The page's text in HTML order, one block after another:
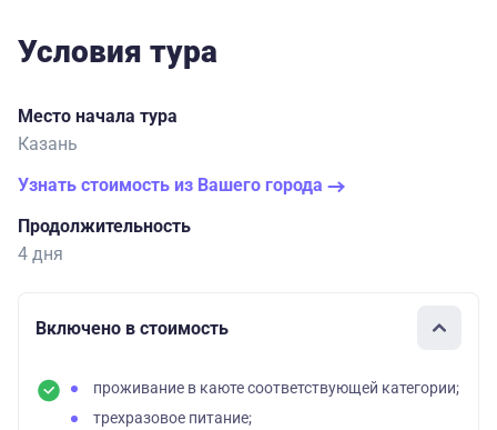
Условия тура
Место начала тура
Казань
Узнать стоимость из Вашего города
Продолжительность
4 дня
Включено в стоимость
проживание в каюте соответствующей категории;
трехразовое питание;